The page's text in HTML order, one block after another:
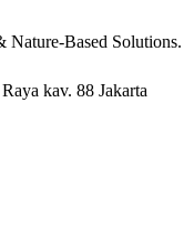
Based Solutions.
kav. 88 Jakarta